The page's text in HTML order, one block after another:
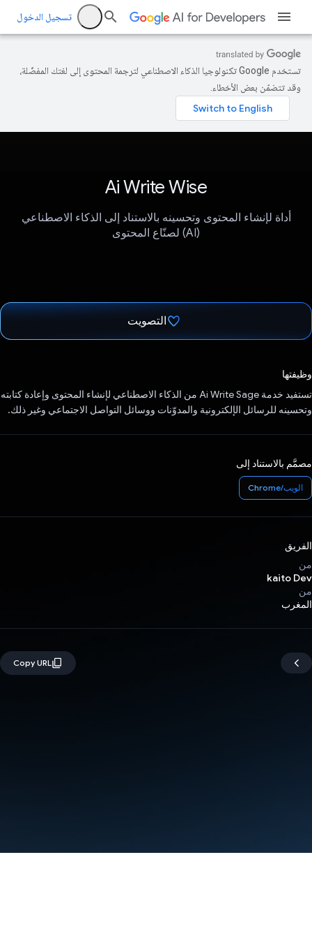
تسجيل الدخول
تستخدم Google تكنولوجيا الذكاء الاصطناعي لترجمة المحتوى إلى لغتك المفضّلة،
وقد تتضمّن بعض الأخطاء.
Ai Write Wise
أداة لإنشاء المحتوى وتحسينه بالاستناد إلى الذكاء الاصطناعي
(AI) لصنّاع المحتوى
التصويت
وظيفتها
تستفيد خدمة Ai Write Sage من الذكاء الاصطناعي لإنشاء المحتوى وإعادة كتابته
وتحسينه للرسائل الإلكترونية والمدوّنات ووسائل التواصل الاجتماعي وغير ذلك.
مصمَّم بالاستناد إلى
الويب/Chrome
الفريق
من
kaito Dev
من
المغرب